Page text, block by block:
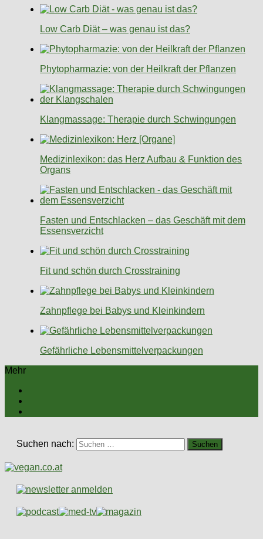
Low Carb Diät – was genau ist das?
Phytopharmazie: von der Heilkraft der Pflanzen
Klangmassage: Therapie durch Schwingungen
Medizinlexikon: das Herz Aufbau & Funktion des
Organs
Fasten und Entschlacken – das Geschäft mit dem
Essensverzicht
Fit und schön durch Crosstraining
Zahnpflege bei Babys und Kleinkindern
Gefährliche Lebensmittelverpackungen
Mehr
Suchen nach: